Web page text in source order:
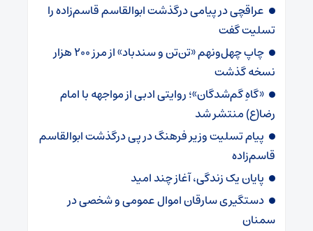
عراقچی در پیامی درگذشت ابوالقاسم قاسم‌زاده را
تسلیت گفت
چاپ چهل‌ونهم «تن‌تن و سندباد» از مرز ۲۰۰ هزار
نسخه گذشت
«گاهِ گم‌شدگان»؛ روایتی ادبی از مواجهه با امام
رضا(ع) منتشر شد
پیام تسلیت وزیر فرهنگ در پی درگذشت ابوالقاسم
قاسم‌زاده
پایان یک زندگی، آغاز چند امید
دستگیری سارقان اموال عمومی و شخصی در
سمنان